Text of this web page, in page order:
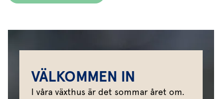
VÄLKOMMEN IN
I våra växthus är det sommar året om.